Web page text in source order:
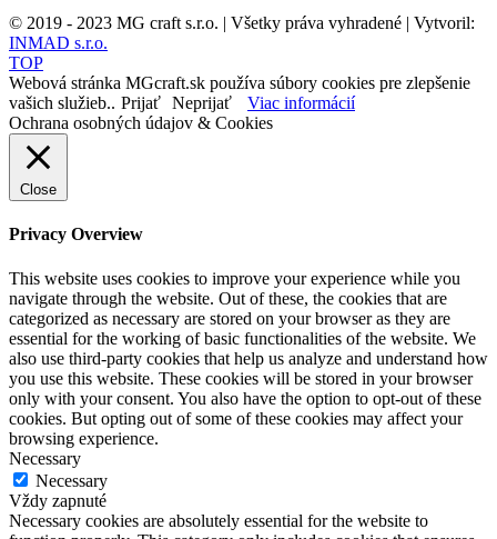
© 2019 - 2023 MG craft s.r.o. | Všetky práva vyhradené | Vytvoril:
INMAD s.r.o.
TOP
Webová stránka MGcraft.sk používa súbory cookies pre zlepšenie
vašich služieb.. Prijať Neprijať
Viac informácií
Ochrana osobných údajov & Cookies
Close
Privacy Overview
This website uses cookies to improve your experience while you
navigate through the website. Out of these, the cookies that are
categorized as necessary are stored on your browser as they are
essential for the working of basic functionalities of the website. We
also use third-party cookies that help us analyze and understand how
you use this website. These cookies will be stored in your browser
only with your consent. You also have the option to opt-out of these
cookies. But opting out of some of these cookies may affect your
browsing experience.
Necessary
Necessary
Vždy zapnuté
Necessary cookies are absolutely essential for the website to